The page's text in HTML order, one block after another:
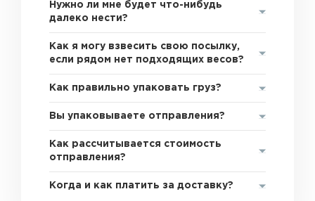
Нужно ли мне будет что-нибудь
далеко нести?
Как я могу взвесить свою посылку,
если рядом нет подходящих весов?
Как правильно упаковать груз?
Вы упаковываете отправления?
Как рассчитывается стоимость
отправления?
Когда и как платить за доставку?